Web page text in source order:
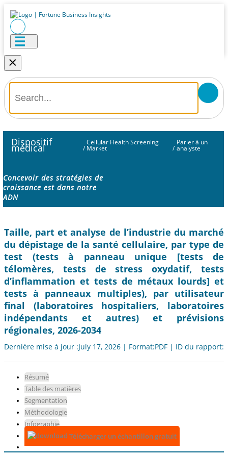
×
Dispositif
médical /
Cellular Health Screening
Market /
Parler à un
analyste
Concevoir des stratégies de
croissance est dans notre
ADN
Taille, part et analyse de l’industrie du marché
du dépistage de la santé cellulaire, par type de
test (tests à panneau unique [tests de
télomères, tests de stress oxydatif, tests
d’inflammation et tests de métaux lourds] et
tests à panneaux multiples), par utilisateur
final (laboratoires hospitaliers, laboratoires
indépendants et autres) et prévisions
régionales, 2026-2034
Dernière mise à jour :July 17, 2026 | Format:PDF | ID du rapport:
Résumé
Table des matières
Segmentation
Méthodologie
Infographie
Télécharger un échantillon gratuit